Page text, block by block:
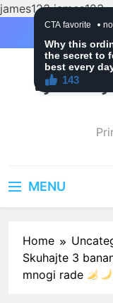
james123james123
Ljubitelji
MENU
Home
Skuhajte 3
mnogi rade